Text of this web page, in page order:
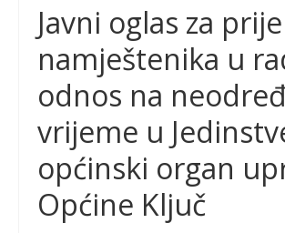
Javni oglas za
namještenika u
odnos na
vrijeme u
općinski organ
Općine Ključ